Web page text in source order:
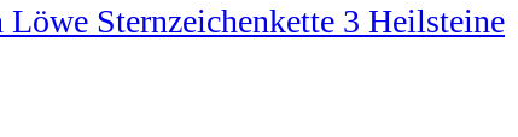
Sternzeichenkette 3 Heilsteine